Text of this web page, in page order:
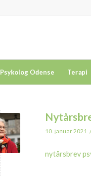
Psykolog Odense Terapi
10. januar 2021
nytårsbrev